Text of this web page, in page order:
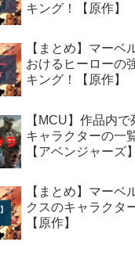
キング！【原作】
【まとめ】マーベ
おけるヒーローの
キング！【原作】
【MCU】作品内で
キャラクターの一
【アベンジャーズ】
【まとめ】マーベ
クスのキャラクタ
【原作】